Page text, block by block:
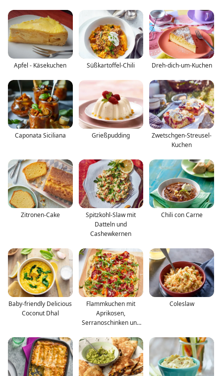
Apfel - Käsekuchen Süßkartoffel-Chili Dreh-dich-um-Kuchen
Caponata Siciliana Grießpudding
Zwetschgen-Streusel-
Kuchen
Zitronen-Cake
Spitzkohl-Slaw mit
Datteln und
Cashewkernen
Chili con Carne
Baby-friendly Delicious
Coconut Dhal
Flammkuchen mit
Aprikosen,
Serranoschinken und
Coleslaw